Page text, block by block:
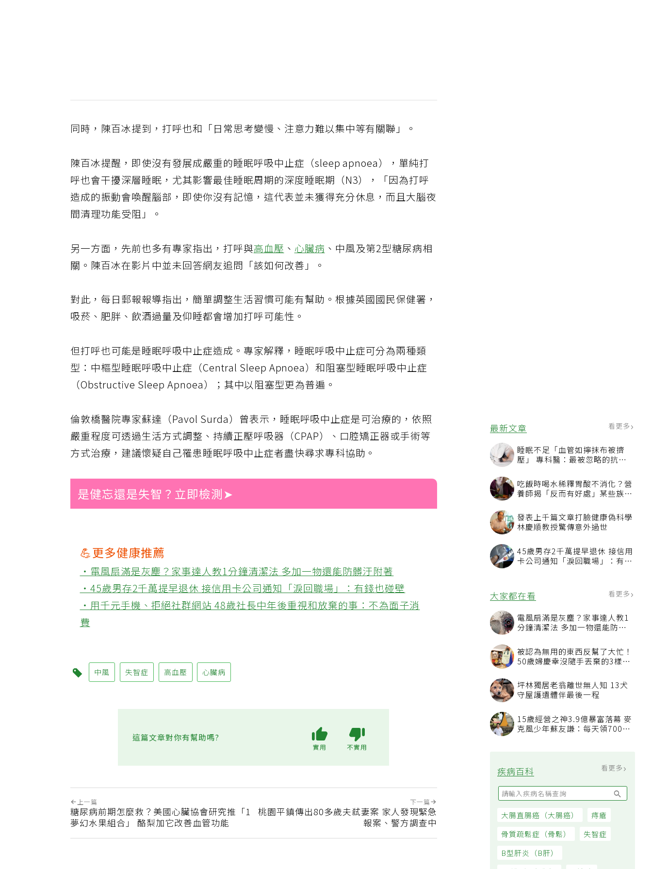
最新文章 看更多
睡眠不足「血管如擰抹布被擠
壓」 專科醫：最被忽略的抗老
吃飯時喝水稀釋胃酸不消化？營
養師揭「反而有好處」某些族群
發表上千篇文章打臉健康偽科學
林慶順教授驚傳意外過世
45歲男存2千萬提早退休 接信用
卡公司通知「淚回職場」：有錢
大家都在看
電風扇滿是灰塵？家事達人教1
被認為無用的東西反幫了大忙！
50歲婦慶幸沒隨手丟棄的3樣物
品
坪林獨居老翁離世無人知 13犬
15歲經營之神3.9億暴富落幕 麥
疾病百科
同時，陳百冰提到，打呼也和「日常思考變慢、注意力難以集中等有關聯」。
陳百冰提醒，即使沒有發展成嚴重的睡眠呼吸中止症（sleep apnoea），單純打
呼也會干擾深層睡眠，尤其影響最佳睡眠周期的深度睡眠期（N3），「因為打呼
造成的振動會喚醒腦部，即使你沒有記憶，這代表並未獲得充分休息，而且大腦夜
間清理功能受阻」。
另一方面，先前也多有專家指出，打呼與高血壓 、心臟病 、中風及第2型糖尿病相
關。陳百冰在影片中並未回答網友追問「該如何改善」。
對此，每日郵報報導指出，簡單調整生活習慣可能有幫助。根據英國國民保健署，
吸菸、肥胖、飲酒過量及仰睡都會增加打呼可能性。
但打呼也可能是睡眠呼吸中止症造成。專家解釋，睡眠呼吸中止症可分為兩種類
型：中樞型睡眠呼吸中止症（Central Sleep Apnoea）和阻塞型睡眠呼吸中止症
（Obstructive Sleep Apnoea）；其中以阻塞型更為普遍。
倫敦橋醫院專家蘇達（Pavol Surda）曾表示，睡眠呼吸中止症是可治療的，依照
嚴重程度可透過生活方式調整、持續正壓呼吸器（CPAP）、口腔矯正器或手術等
方式治療，建議懷疑自己罹患睡眠呼吸中止症者盡快尋求專科協助。
是健忘還是失智？立即檢測➤
💪更多健康推薦
‧電風扇滿是灰塵？家事達人教1分鐘清潔法 多加一物還能防髒汙附著
‧45歲男存2千萬提早退休 接信用卡公司通知「淚回職場」：有錢也碰壁
‧用千元手機、拒絕社群網站 48歲社長中年後重視和放棄的事：不為面子消
費
中風 失智症 高血壓 心臟病
上一篇
糖尿病前期怎麼救？美國心臟協會研究推「1
夢幻水果組合」 酪梨加它改善血管功能
下一篇
桃園平鎮傳出80多歲夫弒妻案 家人發現緊急
報案、警方調查中